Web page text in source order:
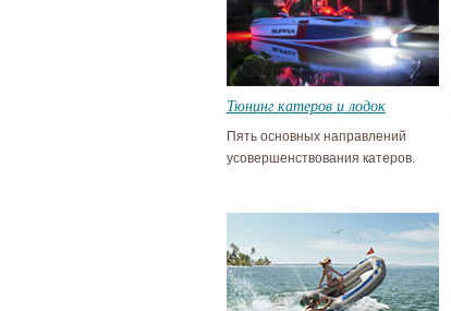
Тюнинг катеров и лодок
Пять основных направлений
усовершенствования катеров.